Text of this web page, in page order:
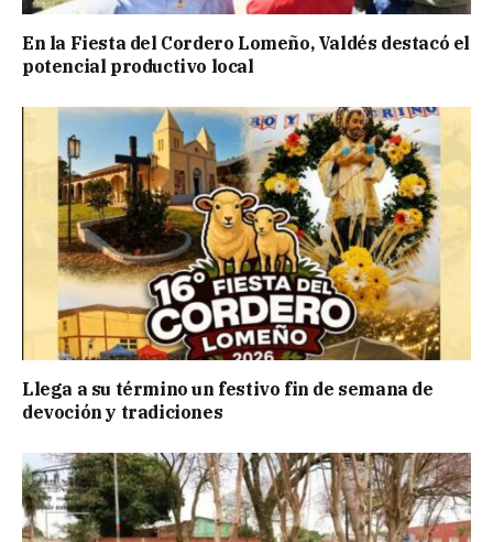
En la Fiesta del Cordero Lomeño, Valdés destacó el
potencial productivo local
Llega a su término un festivo fin de semana de
devoción y tradiciones